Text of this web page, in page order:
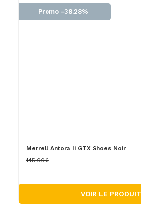
Promo -38.28%
Merrell Antora Ii GTX Shoes Noir
145.00€
VOIR LE PRODUIT